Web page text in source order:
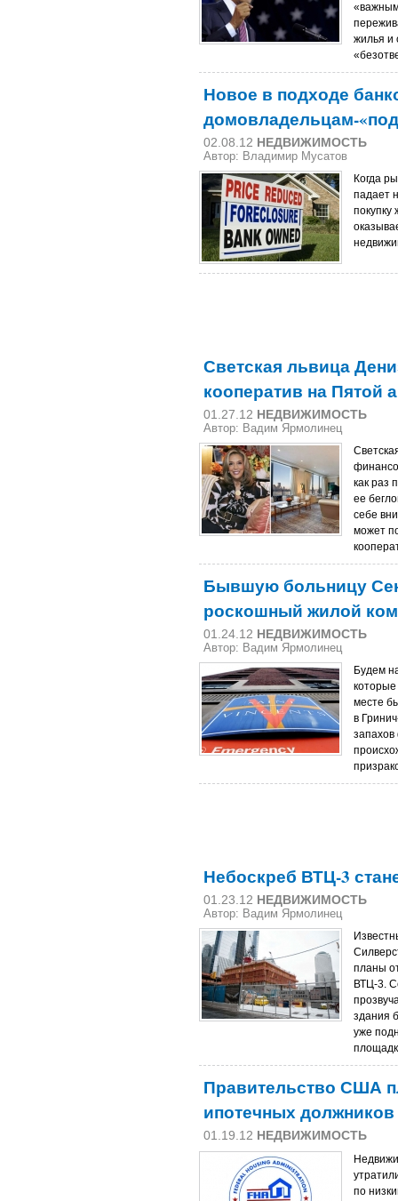
жилья и
Новое в подходе
домовладельцам-
02.08.12 НЕДВИЖИМОСТЬ
Автор: Владимир Мусатов
Когда
падает
покупку
Светская львица
кооператив на Пятой
01.27.12 НЕДВИЖИМОСТЬ
Автор: Вадим Ярмолинец
как раз
ее
себе
может
Бывшую больницу
роскошный жилой
01.24.12 НЕДВИЖИМОСТЬ
Автор: Вадим Ярмолинец
Будем
месте
в
запахов
Небоскреб ВТЦ-3
01.23.12 НЕДВИЖИМОСТЬ
Автор: Вадим Ярмолинец
планы
ВТЦ-3.
здания
уже
Правительство США
ипотечных
01.19.12 НЕДВИЖИМОСТЬ
по